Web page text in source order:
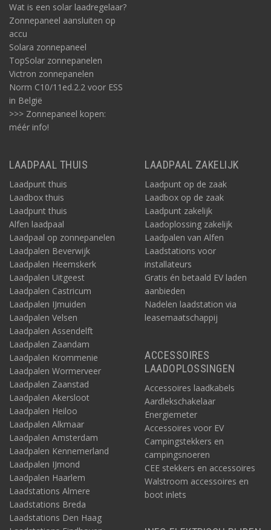
Wat is een solar laadregelaar?
Zonnepaneel aansluiten op
accu
Solara zonnepaneel
TopSolar zonnepanelen
Victron zonnepanelen
Norm C10/11ed.2.2 voor ESS
in België
>>> Zonnepaneel kopen:
méér info!
LAADPAAL THUIS
Laadpunt thuis
Laadbox thuis
Laadpunt thuis
Alfen laadpaal
Laadpaal op zonnepanelen
Laadpalen Beverwijk
Laadpalen Heemskerk
Laadpalen Uitgeest
Laadpalen Castricum
Laadpalen IJmuiden
Laadpalen Velsen
Laadpalen Assendelft
Laadpalen Zaandam
Laadpalen Krommenie
Laadpalen Wormerveer
Laadpalen Zaanstad
Laadpalen Akersloot
Laadpalen Heiloo
Laadpalen Alkmaar
Laadpalen Amsterdam
Laadpalen Kennemerland
Laadpalen IJmond
Laadpalen Haarlem
Laadstations Almere
Laadstations Breda
Laadstations Den Haag
LAADPAAL ZAKELIJK
Laadpunt op de zaak
Laadbox op de zaak
Laadpunt zakelijk
Laadoplossing zakelijk
Laadpalen van Alfen
Laadstations voor
installateurs
Gratis én betaald EV laden
aanbieden
Nadelen laadstation via
leasemaatschappij
ACCESSOIRES
LAADOPLOSSINGEN
Accessoires laadkabels
Aardlekschakelaar
Energiemeter
Accessoires voor EV
Campingstekkers en
campingsnoeren
CEE stekkers en accessoires
Walstroom accessoires en
boot inlets